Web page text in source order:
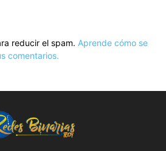
reducir el spam. Aprende cómo se
comentarios.